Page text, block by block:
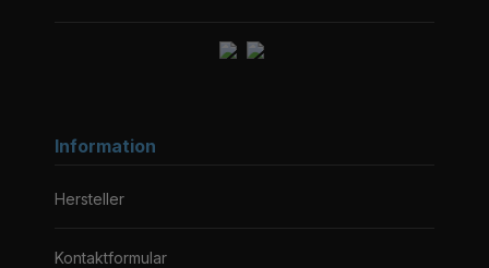
Information
Hersteller
Kontaktformular